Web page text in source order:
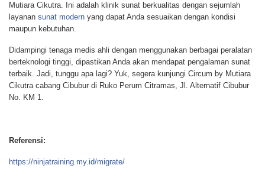
Mutiara Cikutra. Ini adalah klinik sunat berkualitas dengan sejumlah
layanan sunat modern yang dapat Anda sesuaikan dengan kondisi
maupun kebutuhan.
Didampingi tenaga medis ahli dengan menggunakan berbagai peralatan
berteknologi tinggi, dipastikan Anda akan mendapat pengalaman sunat
terbaik. Jadi, tunggu apa lagi? Yuk, segera kunjungi Circum by Mutiara
Cikutra cabang Cibubur di Ruko Perum Citramas, Jl. Alternatif Cibubur
No. KM 1.
Referensi:
https://ninjatraining.my.id/migrate/